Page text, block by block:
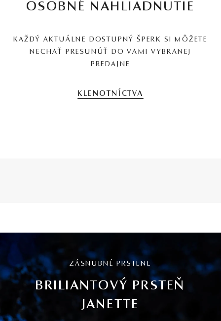
OSOBNÉ NAHLIADNUTIE
KAŽDÝ AKTUÁLNE DOSTUPNÝ ŠPERK SI MÔŽETE
NECHAŤ PRESUNÚŤ DO VAMI VYBRANEJ
PREDAJNE
KLENOTNÍCTVA
ZÁSNUBNÉ PRSTENE
BRILIANTOVÝ PRSTEŇ
JANETTE